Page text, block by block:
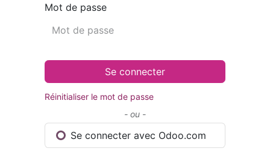
Mot de passe
Se connecter
Réinitialiser le mot de passe
- ou -
Se connecter avec Odoo.com